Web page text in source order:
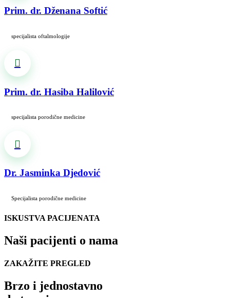
specijalista oftalmologije
Prim. dr. Dženana Softić
specijalista porodične medicine
Prim. dr. Hasiba Halilović
Specijalista porodične medicine
Dr. Jasminka Djedović
ISKUSTVA PACIJENATA
Naši pacijenti o nama
ZAKAŽITE PREGLED
Brzo i jednostavno